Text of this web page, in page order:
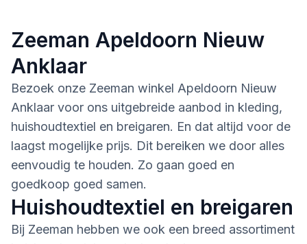
Zeeman Apeldoorn Nieuw
Anklaar
Bezoek onze Zeeman winkel Apeldoorn Nieuw
Anklaar voor ons uitgebreide aanbod in kleding,
huishoudtextiel en breigaren. En dat altijd voor de
laagst mogelijke prijs. Dit bereiken we door alles
eenvoudig te houden. Zo gaan goed en
goedkoop goed samen.
Huishoudtextiel en breigaren
Bij Zeeman hebben we ook een breed assortiment